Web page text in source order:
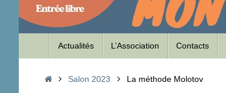
Actualités L’Association Contacts
AccueilSalon 2023 La méthode Molotov